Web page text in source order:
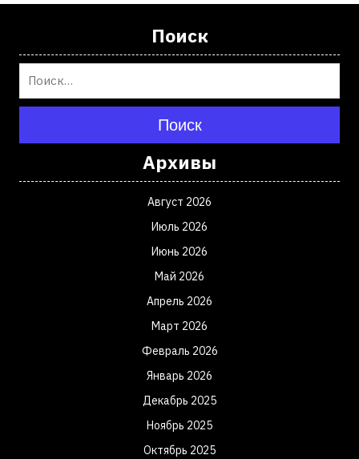
Поиск
Поиск
Архивы
Август 2026
Июль 2026
Июнь 2026
Май 2026
Апрель 2026
Март 2026
Февраль 2026
Январь 2026
Декабрь 2025
Ноябрь 2025
Октябрь 2025